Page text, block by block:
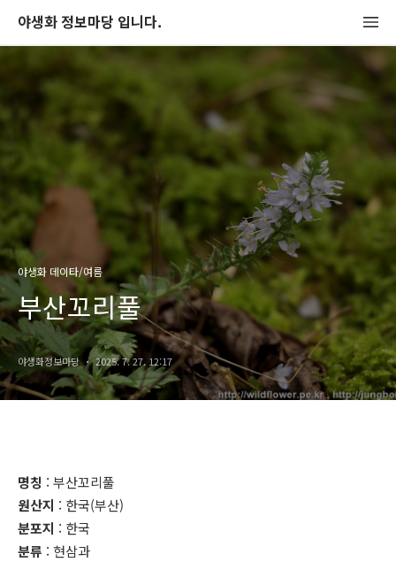
야생화 정보마당 입니다.
야생화 데이타/여름
부산꼬리풀
야생화정보마당 2025. 7. 27. 12:17
명칭 : 부산꼬리풀
원산지 : 한국(부산)
분포지 : 한국
분류 : 현삼과